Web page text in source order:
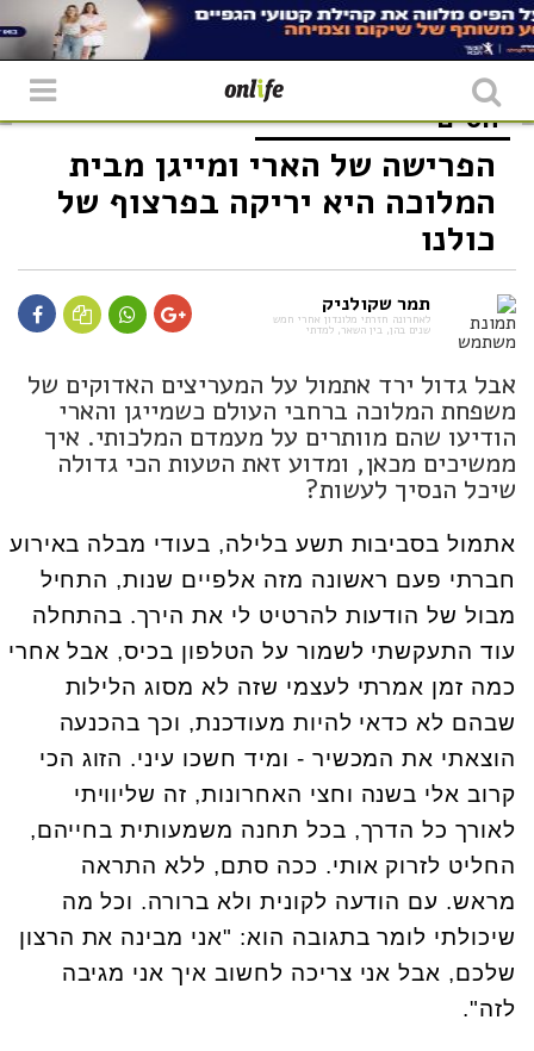
יחסים
הפרישה של הארי ומייגן מבית
המלוכה היא יריקה בפרצוף של
כולנו
תמר שקולניק
לאחרונה חזרתי מלונדון אחרי חמש
שנים בהן, בין השאר, למדתי
אבל גדול ירד אתמול על המעריצים האדוקים של
משפחת המלוכה ברחבי העולם כשמייגן והארי
הודיעו שהם מוותרים על מעמדם המלכותי. איך
ממשיכים מכאן, ומדוע זאת הטעות הכי גדולה
שיכל הנסיך לעשות?
אתמול בסביבות תשע בלילה, בעודי מבלה באירוע
חברתי פעם ראשונה מזה אלפיים שנות, התחיל
מבול של הודעות להרטיט לי את הירך. בהתחלה
עוד התעקשתי לשמור על הטלפון בכיס, אבל אחרי
כמה זמן אמרתי לעצמי שזה לא מסוג הלילות
שבהם לא כדאי להיות מעודכנת, וכך בהכנעה
הוצאתי את המכשיר - ומיד חשכו עיני. הזוג הכי
קרוב אלי בשנה וחצי האחרונות, זה שליוויתי
לאורך כל הדרך, בכל תחנה משמעותית בחייהם,
החליט לזרוק אותי. ככה סתם, ללא התראה
מראש. עם הודעה לקונית ולא ברורה. וכל מה
שיכולתי לומר בתגובה הוא: "אני מבינה את הרצון
שלכם, אבל אני צריכה לחשוב איך אני מגיבה
לזה".